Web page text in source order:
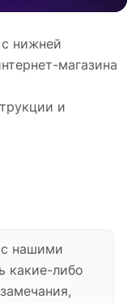
нижней
магазина
и
нашими
какие-либо